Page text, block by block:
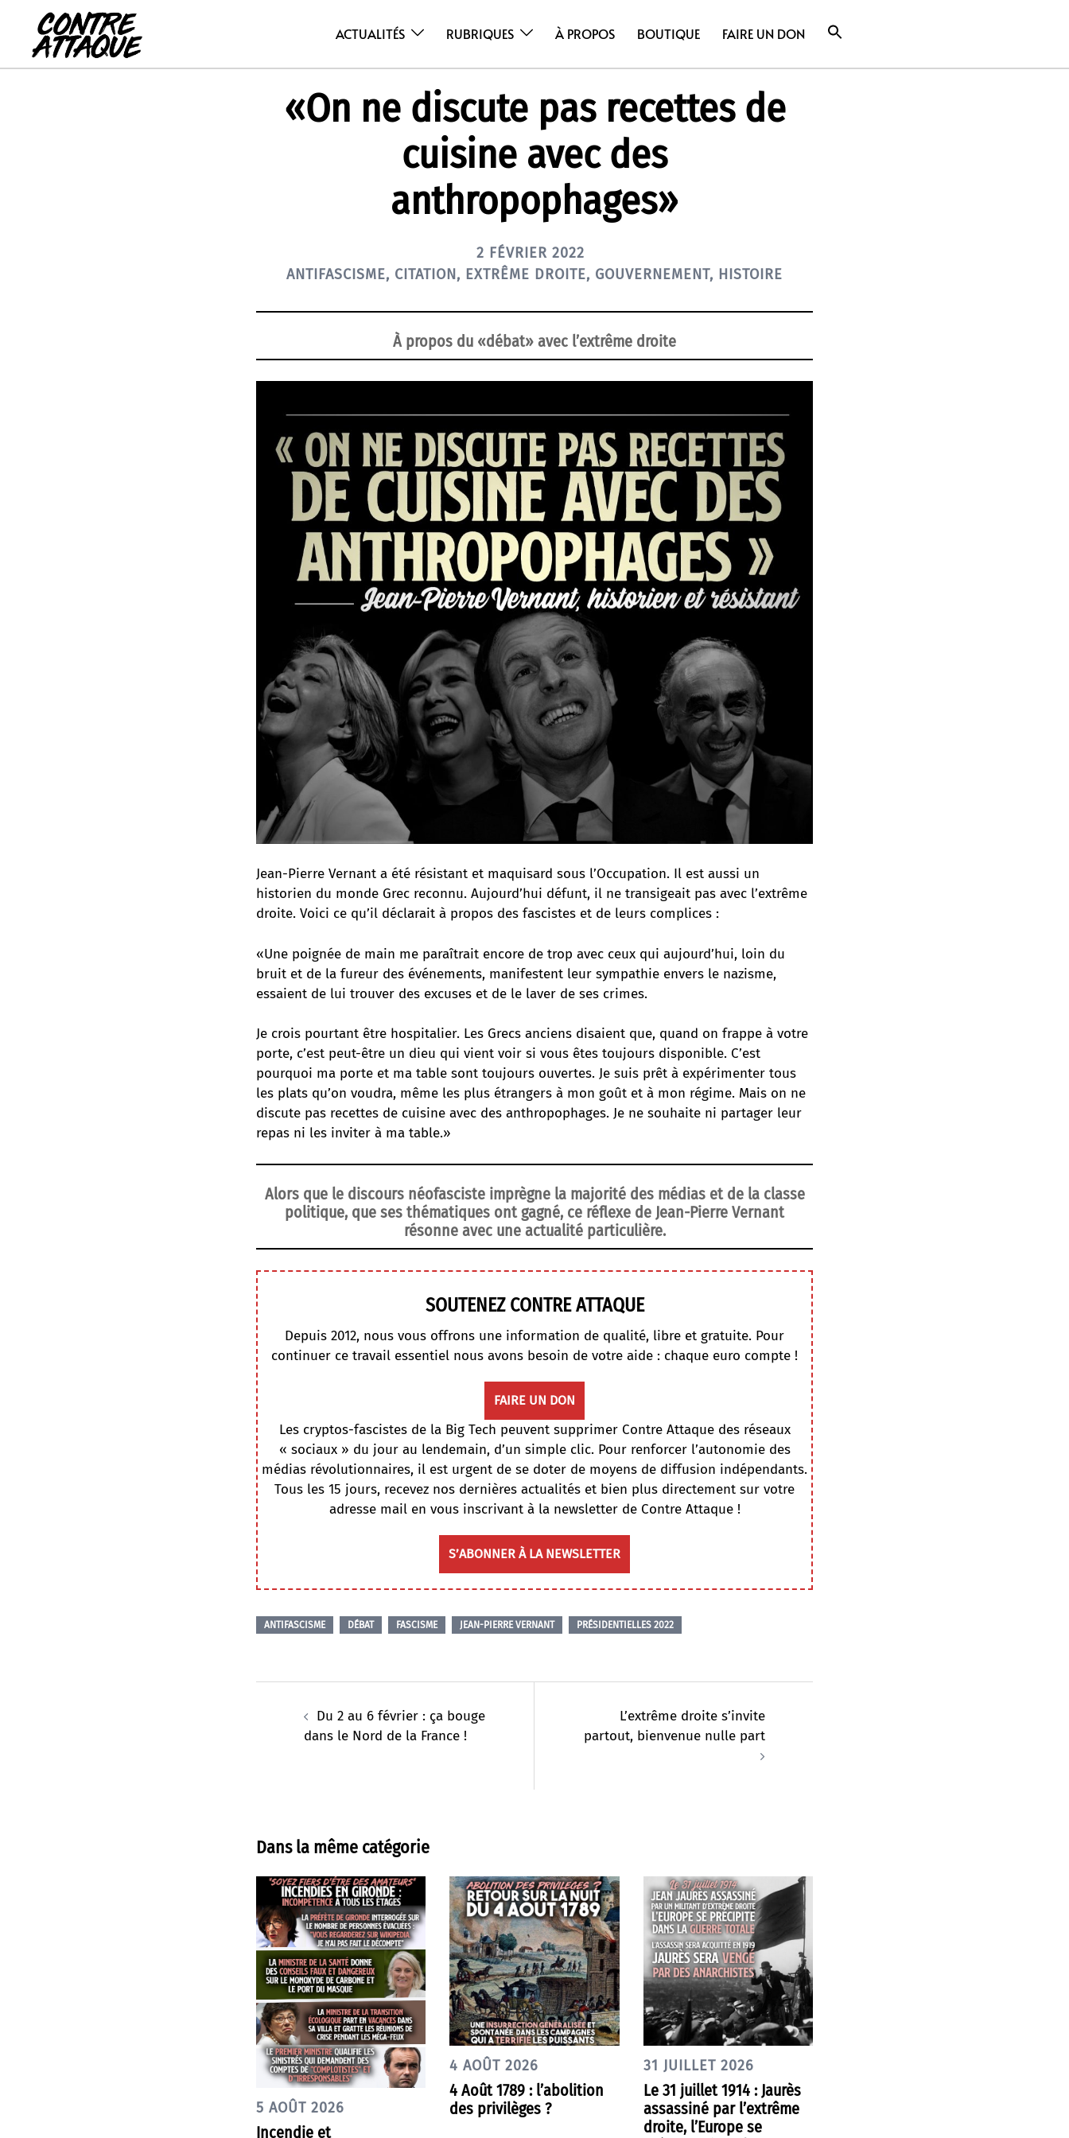
contenu
ACTUALITÉS RUBRIQUES À PROPOS BOUTIQUE FAIRE UN DON
«On ne discute pas recettes de
cuisine avec des
anthropophages»
2 FÉVRIER 2022
ANTIFASCISME, CITATION, EXTRÊME DROITE, GOUVERNEMENT, HISTOIRE
À propos du «débat» avec l’extrême droite
Jean-Pierre Vernant a été résistant et maquisard sous l’Occupation. Il est aussi un
historien du monde Grec reconnu. Aujourd’hui défunt, il ne transigeait pas avec l’extrême
droite. Voici ce qu’il déclarait à propos des fascistes et de leurs complices :
«Une poignée de main me paraîtrait encore de trop avec ceux qui aujourd’hui, loin du
bruit et de la fureur des événements, manifestent leur sympathie envers le nazisme,
essaient de lui trouver des excuses et de le laver de ses crimes.
Je crois pourtant être hospitalier. Les Grecs anciens disaient que, quand on frappe à votre
porte, c’est peut-être un dieu qui vient voir si vous êtes toujours disponible. C’est
pourquoi ma porte et ma table sont toujours ouvertes. Je suis prêt à expérimenter tous
les plats qu’on voudra, même les plus étrangers à mon goût et à mon régime. Mais on ne
discute pas recettes de cuisine avec des anthropophages. Je ne souhaite ni partager leur
repas ni les inviter à ma table.»
Alors que le discours néofasciste imprègne la majorité des médias et de la classe
politique, que ses thématiques ont gagné, ce réflexe de Jean-Pierre Vernant
résonne avec une actualité particulière.
SOUTENEZ CONTRE ATTAQUE
Depuis 2012, nous vous offrons une information de qualité, libre et gratuite. Pour
continuer ce travail essentiel nous avons besoin de votre aide : chaque euro compte !
FAIRE UN DON
Les cryptos-fascistes de la Big Tech peuvent supprimer Contre Attaque des réseaux
« sociaux » du jour au lendemain, d’un simple clic. Pour renforcer l’autonomie des
médias révolutionnaires, il est urgent de se doter de moyens de diffusion indépendants.
Tous les 15 jours, recevez nos dernières actualités et bien plus directement sur votre
adresse mail en vous inscrivant à la newsletter de Contre Attaque !
S’ABONNER À LA NEWSLETTER
ANTIFASCISME DÉBAT FASCISME JEAN-PIERRE VERNANT PRÉSIDENTIELLES 2022
d’articleDu 2 au 6 février : ça bouge
dans le Nord de la France !
L’extrême droite s’invite
partout, bienvenue nulle part
Dans la même catégorie
5 AOÛT 2026
Incendie et
4 AOÛT 2026
4 Août 1789 : l’abolition
des privilèges ?
31 JUILLET 2026
Le 31 juillet 1914 : Jaurès
assassiné par l’extrême
droite, l’Europe se